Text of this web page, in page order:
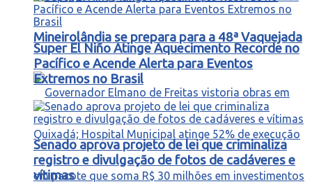
Mineirolândia se prepara para a 48ª Vaquejada
Super El Niño Atinge Aquecimento Recorde no
Pacífico e Acende Alerta para Eventos
Extremos no Brasil
Senado aprova projeto de lei que criminaliza
registro e divulgação de fotos de cadáveres e
vítimas